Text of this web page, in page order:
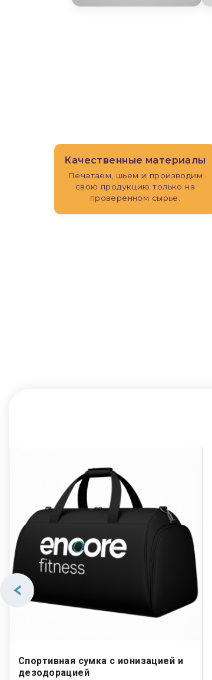
Качественные материалы
Печатаем, шьем и производим
свою продукцию только на
проверенном сырье.
Спортивная сумка с ионизацией и
дезодорацией